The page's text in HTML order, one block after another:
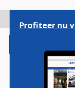
gaan
Profiteer nu